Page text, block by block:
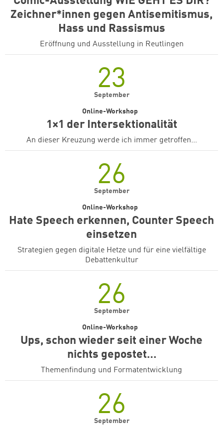
Zeichner*innen gegen Antisemitismus,
Hass und Rassismus
Eröffnung und Ausstellung in Reutlingen
23
September
1×1 der Intersektionalität
Online-Workshop
An dieser Kreuzung werde ich immer getroffen…
26
September
Hate Speech erkennen, Counter Speech
einsetzen
Online-Workshop
Strategien gegen digitale Hetze und für eine vielfältige
Debattenkultur
26
September
Ups, schon wieder seit einer Woche
nichts gepostet…
Online-Workshop
Themenfindung und Formatentwicklung
26
September